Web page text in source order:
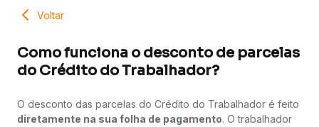
Voltar
Como funciona o desconto de parcelas
do Crédito do Trabalhador?
O desconto das parcelas do Crédito do Trabalhador é feito
diretamente na sua folha de pagamento. O trabalhador